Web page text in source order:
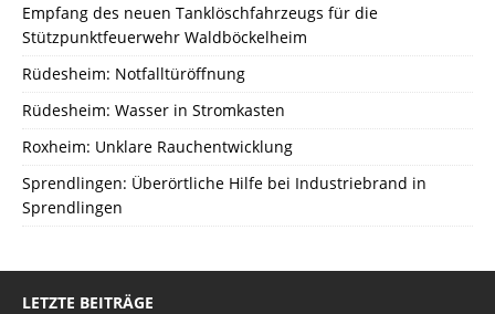
Empfang des neuen Tanklöschfahrzeugs für die
Stützpunktfeuerwehr Waldböckelheim
Rüdesheim: Notfalltüröffnung
Rüdesheim: Wasser in Stromkasten
Roxheim: Unklare Rauchentwicklung
Sprendlingen: Überörtliche Hilfe bei Industriebrand in
Sprendlingen
LETZTE BEITRÄGE